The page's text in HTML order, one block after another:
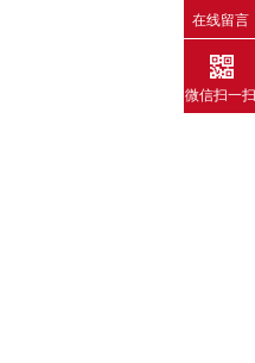
在线留言
微信扫一扫